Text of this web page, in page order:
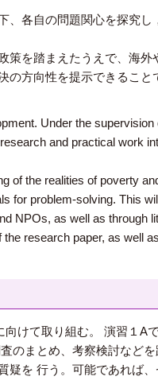
各自の問題関心を探究し
を踏まえたうえで、海
方向性を提示できること
Under the
and practical work
of the realities of poverty
for problem-solving. This
NPOs, as well as through
research paper, as well
けて取り組む。 演習１A
まとめ、考察検討など
疑を 行う。可能であれば